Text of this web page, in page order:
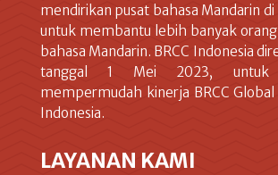
mendirikan pusat bahasa Mandarin di
untuk membantu lebih banyak
bahasa Mandarin. BRCC Indonesia
tanggal 1 Mei 2023, untuk
mempermudah kinerja BRCC Global
Indonesia.
LAYANAN KAMI